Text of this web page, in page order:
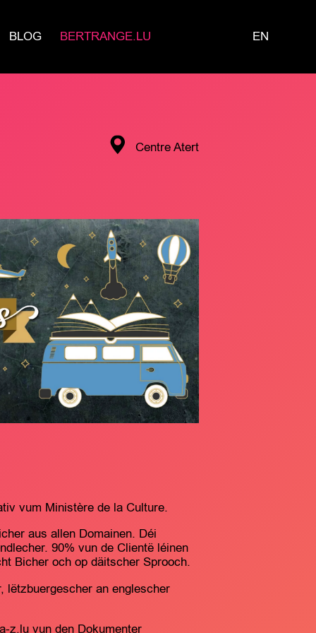
BLOG BERTRANGE.LU EN
Centre Atert
vum Ministère de la Culture.
aus allen Domainen. Déi
90% vun de Clientë léinen
Bicher och op däitscher Sprooch.
lëtzbuergescher an englescher
z.lu vun den Dokumenter